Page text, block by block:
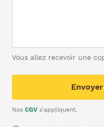
Vous allez recevoir une
Nos CGV s'appliquent.